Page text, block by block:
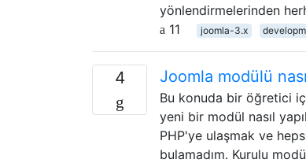
yönlendirmelerinden
11
joomla-3.x
4 Joomla modülü
Bu konuda bir öğretici
yeni bir modül nasıl
PHP'ye ulaşmak ve
bulamadım. Kurulu